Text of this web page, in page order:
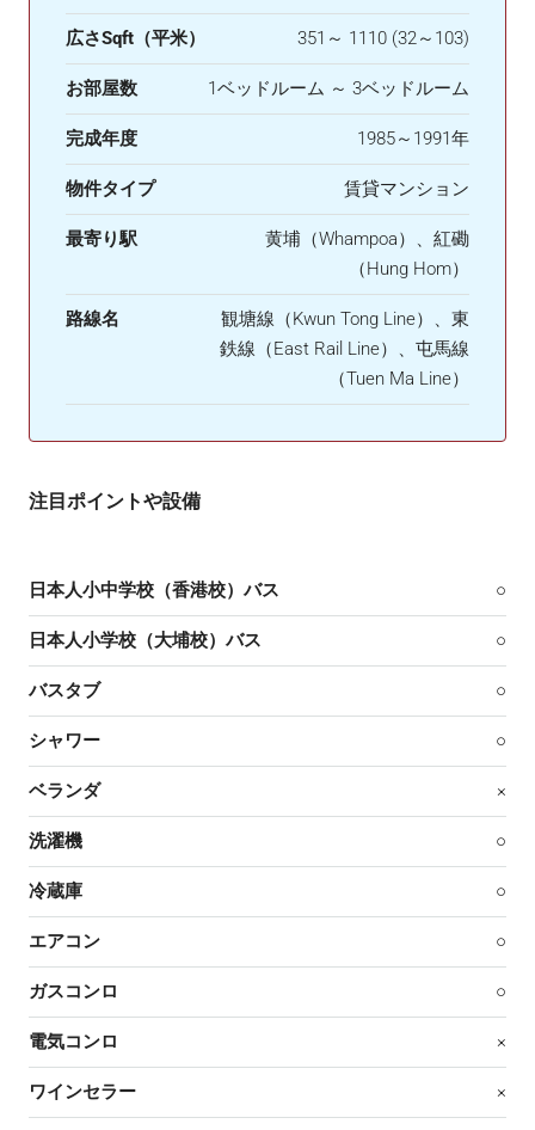
広さSqft（平米） 351～ 1110 (32～103)
お部屋数 1ベッドルーム ～ 3ベッドルーム
完成年度 1985～1991年
物件タイプ 賃貸マンション
最寄り駅
黄埔（Whampoa）、紅磡
（Hung Hom）
路線名
観塘線（Kwun Tong Line）、東
鉄線（East Rail Line）、屯馬線
（Tuen Ma Line）
注目ポイントや設備
日本人小中学校（香港校）バス ○
日本人小学校（大埔校）バス ○
バスタブ ○
シャワー ○
ベランダ ×
洗濯機 ○
冷蔵庫 ○
エアコン ○
ガスコンロ ○
電気コンロ ×
ワインセラー ×